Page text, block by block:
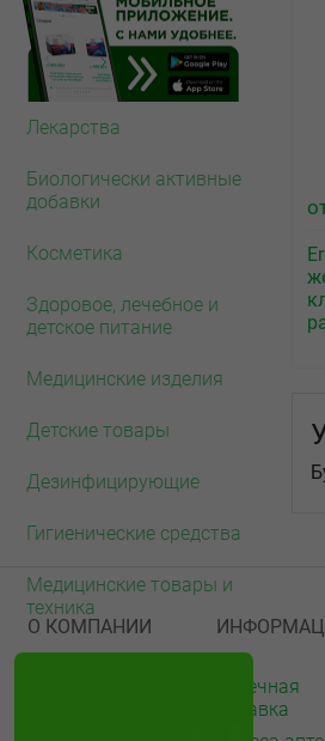
Лекарства
Биологически активные
добавки
Косметика
Здоровое, лечебное и
детское питание
Медицинские изделия
Детские товары
Дезинфицирующие
Гигиенические средства
Медицинские товары и
техника
О КОМПАНИИ
Аптечная
справка